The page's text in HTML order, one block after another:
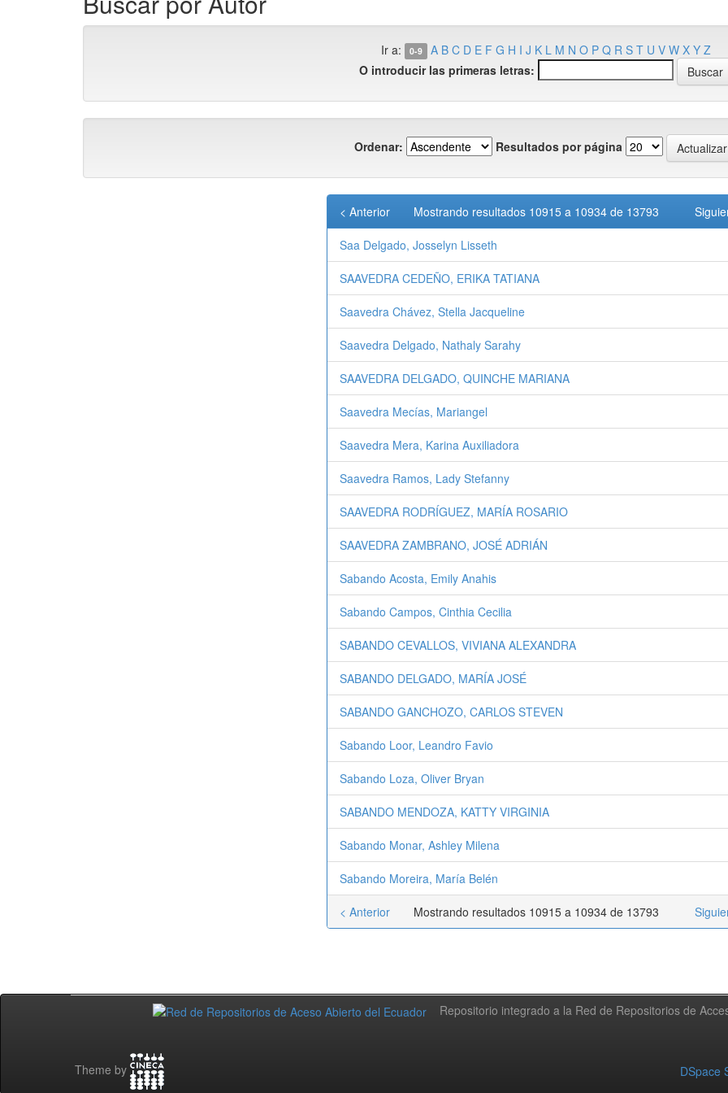
Ir a: 0-9 A B C D E F G H I J K L M N O P Q R S T U V W X Y Z
O introducir las primeras letras:
Ordenar: Resultados por página
Mostrando resultados 10915 a 10934 de 13793
< Anterior
Saa Delgado, Josselyn Lisseth
SAAVEDRA CEDEÑO, ERIKA TATIANA
Saavedra Chávez, Stella Jacqueline
Saavedra Delgado, Nathaly Sarahy
SAAVEDRA DELGADO, QUINCHE MARIANA
Saavedra Mecías, Mariangel
Saavedra Mera, Karina Auxiliadora
Saavedra Ramos, Lady Stefanny
SAAVEDRA RODRÍGUEZ, MARÍA ROSARIO
SAAVEDRA ZAMBRANO, JOSÉ ADRIÁN
Sabando Acosta, Emily Anahis
Sabando Campos, Cinthia Cecilia
SABANDO CEVALLOS, VIVIANA ALEXANDRA
SABANDO DELGADO, MARÍA JOSÉ
SABANDO GANCHOZO, CARLOS STEVEN
Sabando Loor, Leandro Favio
Sabando Loza, Oliver Bryan
SABANDO MENDOZA, KATTY VIRGINIA
Sabando Monar, Ashley Milena
Sabando Moreira, María Belén
Mostrando resultados 10915 a 10934 de 13793
< Anterior
Repositorio integrado a la Red de Repositorios de
Theme by DSpace